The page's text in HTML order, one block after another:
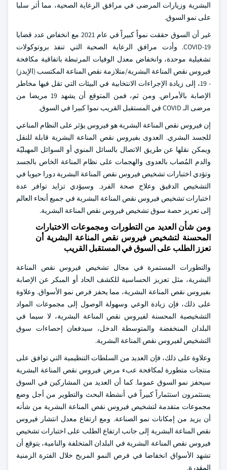
البشرية وزيارات المرضى في مرافق الرعاية الصحية، مما أثر سلبا
على نمو السوق.
غير أن السوق حققت نمواً كبيراً في عام 2021 مع انخفاض عدد قضايا
COVID-19. وأدت مرافق الرعاية الصحية التي تنفذ بروتوكولات
تشغيلية موحدة، وانخفاض معدل الوفيات المرتبطة باتفاقية مكافحة
فيروس نقص المناعة البشرية/متلازمة نقص المناعة المكتسب (الإيدز)
- 19، إلى زيادة الإجراءات الانتخابية في البيئات التي تقل فيها مخاطر
الإصابة بالأمراض. ومن ثم، فمن المتوقع أن يشهد 19 مريضا من
مرضى الـ COVID في المستقبل القريب نموا كبيرا في السوق.
إن فيروس نقص المناعة البشرية هو فيروس يؤثر على النظام المناعي
للجسد البشري. العدوى بفيروس نقص المناعة البشرية قابلة للنقل
ويمكن نقلها عن طريق الاتصال بالسائل المنوي أو السوائل المهبليّة
والدم المُصاب بالعدوى والهجمات على نظام المناعة الخاص بالجسد
وتؤدي اختبارات تشخيص فيروس نقص المناعة البشرية دورا حيويا في
التشخيص الدقيق وعلاج صحة الفرد. وسيؤدي تزايد توافر عدة
اختبارات تشخيص فيروس نقص المناعة البشرية في جميع أنحاء العالم
إلى تعزيز حصة سوق تشخيص فيروس نقص المناعة البشرية.
ومن شأن العديد من التطورات ومجموعات الاختبارات
المحسنة لتشخيص فيروس نقص المناعة البشرية أن
تعزز الطلب على السوق في المستقبل القريب
والتطورات المستمرة في مجال تشخيص فيروس نقص المناعة
البشرية، مثل تعزيز الحساسية للكشف الحاد أو المبكر عن الإصابة
بفيروس نقص المناعة البشرية، مما يحفز فرص نمو الأسواق. وعلاوة
على ذلك، فإن زيادة الوعي وسهولة الوصول إلى مجموعات المواد
التشخيصية المحسنة لفيروس نقص المناعة البشرية، لا سيما في
البلدان المنخفضة والمتوسطة الدخل، سيدفعان إحصاءات سوق
التشخيص لفيروس نقص المناعة البشرية.
وعلاوة على ذلك، فإن العديد من السلطات التنظيمية التي توافق على
منتجات متطورة لمكافحة عبء مرض فيروس نقص المناعة البشرية
سيحفز نمو السوق عموما. كما أن العديد من المشاركين في السوق
يستثمرون استثماراً كبيراً في أنشطة البحث والتطوير من أجل وضع
مجموعات متقدمة لتشخيص فيروس نقص المناعة البشرية من شأنه
أن يزيد من إمكانات نمو الصناعة. ومع ارتفاع معدل انتشار فيروس
نقص المناعة البشرية إلى جانب ارتفاع الطلب على اختبارات تشخيص
فيروس نقص المناعة البشرية في البلدان المتخلفة والنامية، يتوقع أن
تشهد الأسواق انخفاضا في فرص النمو المربح خلال الفترة الزمنية
المقدرة.